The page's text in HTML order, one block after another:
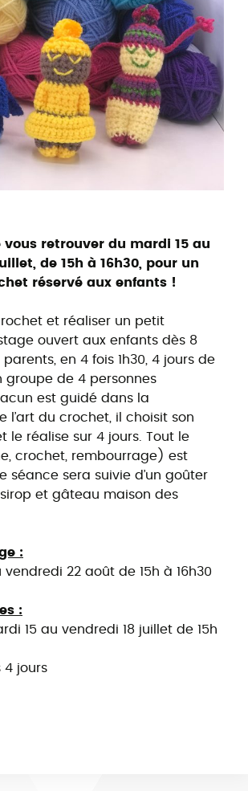
vous retrouver du mardi 15 au
de 15h à 16h30, pour un
réservé aux enfants !
et réaliser un petit
ouvert aux enfants dès 8
en 4 fois 1h30, 4 jours de
groupe de 4 personnes
est guidé dans la
l’art du crochet, il choisit son
le réalise sur 4 jours. Tout le
crochet, rembourrage) est
séance sera suivie d’un goûter
et gâteau maison des
:
vendredi 22 août de 15h à 16h30
:
15 au vendredi 18 juillet de 15h
4 jours